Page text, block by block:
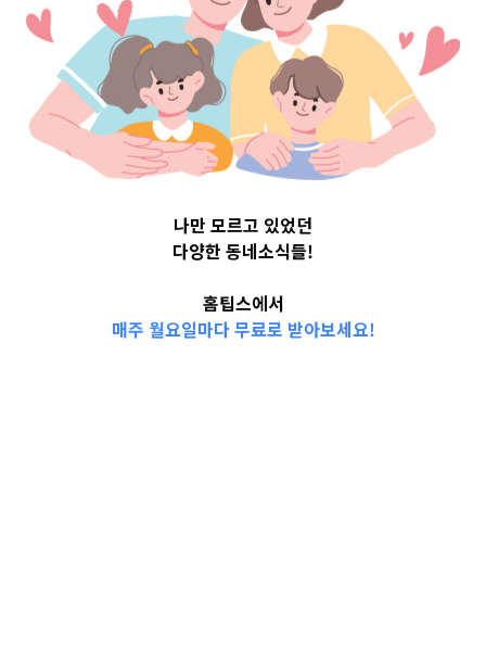
2023-06-28
readybaby-admin
나만 모르고 있었던
다양한 동네소식들!
홈팁스에서
매주 월요일마다 무료로 받아보세요!